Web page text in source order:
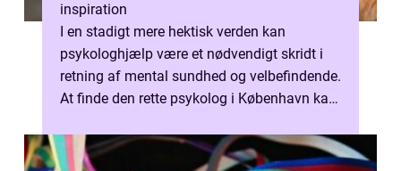
inspiration
I en stadigt mere hektisk verden kan
psykologhjælp være et nødvendigt skridt i
retning af mental sundhed og velbefindende.
At finde den rette psykolog i København kan